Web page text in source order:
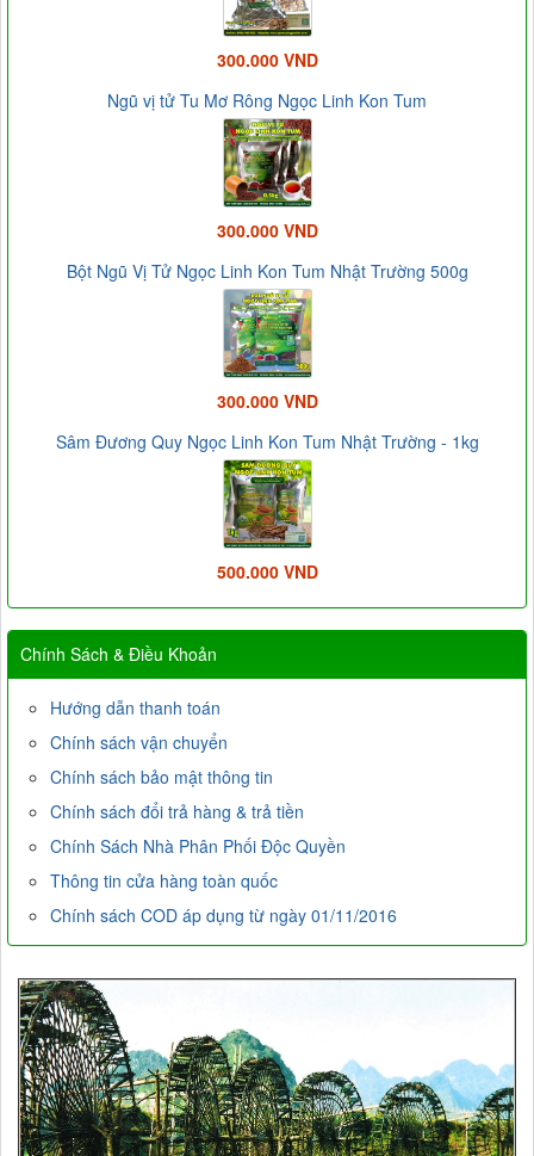
300.000 VND
Ngũ vị tử Tu Mơ Rông Ngọc Linh Kon Tum
300.000 VND
Bột Ngũ Vị Tử Ngọc Linh Kon Tum Nhật Trường 500g
300.000 VND
Sâm Đương Quy Ngọc Linh Kon Tum Nhật Trường - 1kg
500.000 VND
Chính Sách & Điều Khoản
Hướng dẫn thanh toán
Chính sách vận chuyển
Chính sách bảo mật thông tin
Chính sách đổi trả hàng & trả tiền
Chính Sách Nhà Phân Phối Độc Quyền
Thông tin cửa hàng toàn quốc
Chính sách COD áp dụng từ ngày 01/11/2016